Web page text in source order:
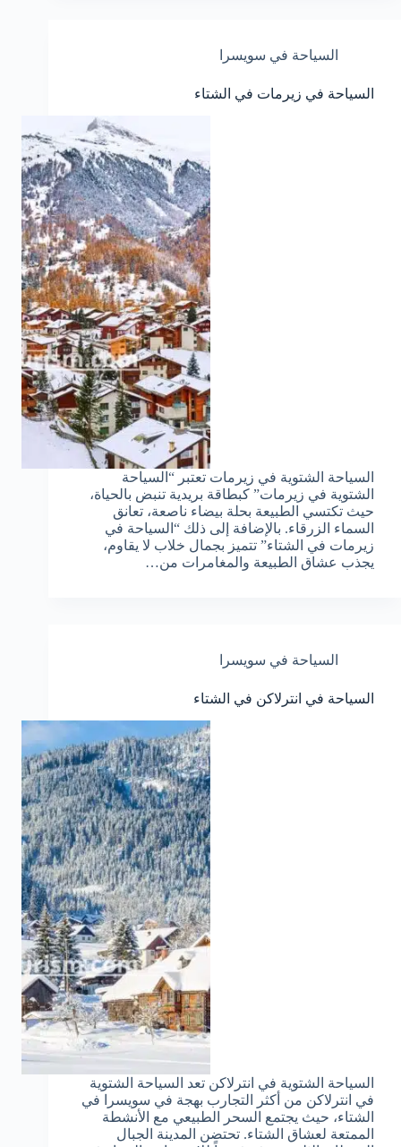
السياحة في سويسرا
السياحة في زيرمات في الشتاء
السياحة الشتوية في زيرمات تعتبر “السياحة
الشتوية في زيرمات” كبطاقة بريدية تنبض بالحياة،
حيث تكتسي الطبيعة بحلة بيضاء ناصعة، تعانق
السماء الزرقاء. بالإضافة إلى ذلك “السياحة في
زيرمات في الشتاء” تتميز بجمال خلاب لا يقاوم،
يجذب عشاق الطبيعة والمغامرات من…
السياحة في سويسرا
السياحة في انترلاكن في الشتاء
السياحة الشتوية في انترلاكن تعد السياحة الشتوية
في انترلاكن من أكثر التجارب بهجة في سويسرا في
الشتاء، حيث يجتمع السحر الطبيعي مع الأنشطة
الممتعة لعشاق الشتاء. تحتضن المدينة الجبال